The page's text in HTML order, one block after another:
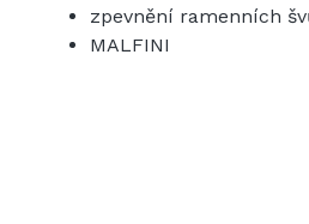
zpevnění ramenních
MALFINI